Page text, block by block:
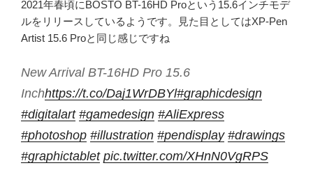
2021年春頃にBOSTO BT-16HD Proという15.6インチモデ
ルをリリースしているようです。見た目としてはXP-Pen
Artist 15.6 Proと同じ感じですね
New Arrival BT-16HD Pro 15.6
Inchhttps://t.co/Daj1WrDBYl#graphicdesign
#digitalart #gamedesign #AliExpress
#photoshop #illustration #pendisplay #drawings
#graphictablet pic.twitter.com/XHnN0VgRPS